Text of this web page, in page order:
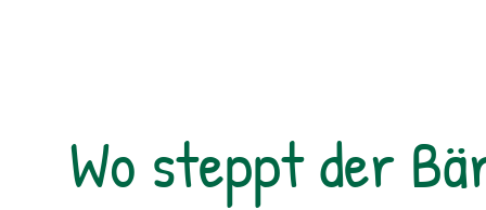
Wo steppt der